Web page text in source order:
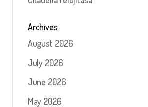
Archives
August 2026
July 2026
June 2026
May 2026